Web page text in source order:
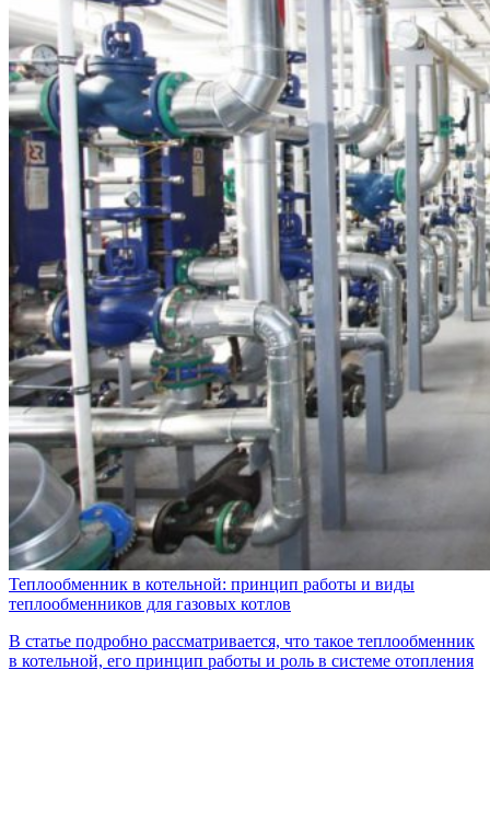
Теплообменник в котельной: принцип работы и виды
теплообменников для газовых котлов
В статье подробно рассматривается, что такое теплообменник
в котельной, его принцип работы и роль в системе отопления